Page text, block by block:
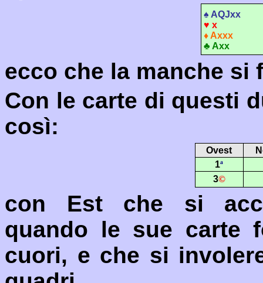
♠ AQJxx
♥ x
♦Axxx
♣ Axx
ecco che la manche si
Con le carte di questi
così:
Ovest
1ª
3©
con Est che si
quando le sue carte
cuori, e che si